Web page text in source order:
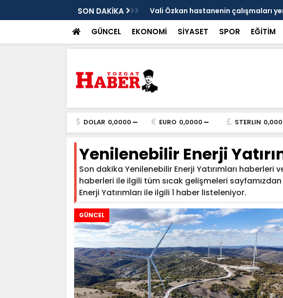
SON DAKİKA Vali Özkan hastanenin çalışmaları
GÜNCEL EKONOMİ SİYASET SPOR EĞİTİM
DOLAR 0,0000 EURO 0,0000 STERLIN
Yenilenebilir Enerji
Son dakika Yenilenebilir Enerji Yatırımları haberleri
haberleri ile ilgili tüm sıcak gelişmeleri
Enerji Yatırımları ile ilgili 1 haber listeleniyor.
GÜNCEL